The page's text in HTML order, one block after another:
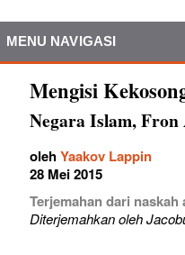
MENU NAVIGASI
Mengisi
Negara Islam,
olehYaakov Lappin
28 Mei 2015
Terjemahan dari naskah
Diterjemahkan oleh